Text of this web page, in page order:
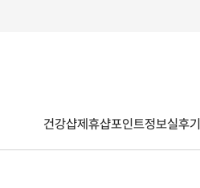
건강샵제휴샵포인트정보실후기